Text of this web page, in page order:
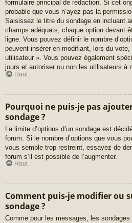
formulaire principal de rédaction. Si cet
probable que vous n’ayez pas la
Saisissez le titre du sondage en incluant
champs adéquats, chaque option devant
ligne. Vous pouvez définir le nombre
peuvent insérer en modifiant, lors du
utilisateur ». Vous pouvez également
jours et autoriser ou non les utilisateurs à
Haut
Pourquoi ne puis-je pas
sondage ?
La limite d’options d’un sondage est
forum. Si le nombre d’options que vous
vous semble trop restreint, essayez de
forum s’il est possible de l’augmenter.
Haut
Comment puis-je modifier ou
sondage ?
Comme pour les messages, les